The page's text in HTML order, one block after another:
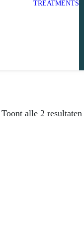
TREATMENTS
Toont alle 2 resultaten